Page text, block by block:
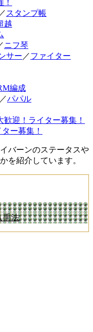
／ スタンプ帳
越
ニフ琴
サー ／ファイター
編成
／パパル
迎！ライター募集！
ー募集！
バーンのステータスや
を紹介しています。
手法